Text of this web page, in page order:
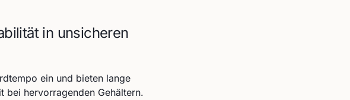
in unsicheren
ein und bieten lange
bei hervorragenden Gehältern.